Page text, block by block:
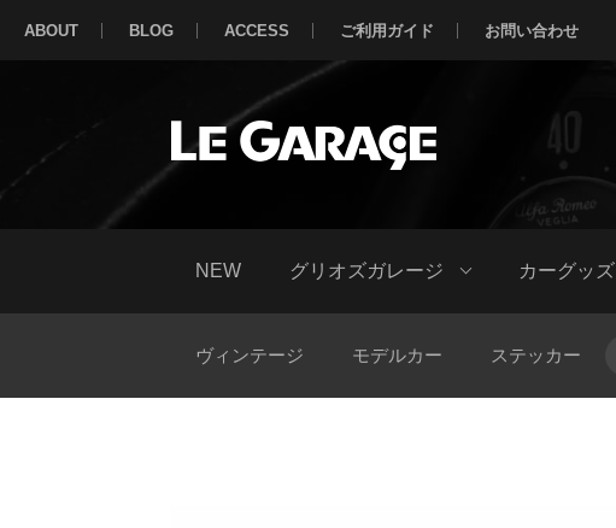
ABOUT BLOG ACCESS ご利用ガイド お問い合わせ
NEW グリオズガレージ カーグッズ
ヴィンテージ モデルカー ステッカー